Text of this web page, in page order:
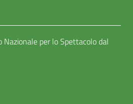
Nazionale per lo Spettacolo dal